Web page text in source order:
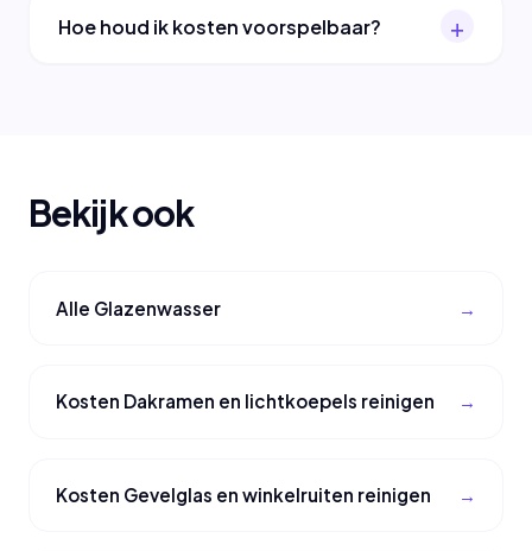
Hoe houd ik kosten voorspelbaar?
Bekijk ook
Alle Glazenwasser
Kosten Dakramen en lichtkoepels reinigen
Kosten Gevelglas en winkelruiten reinigen